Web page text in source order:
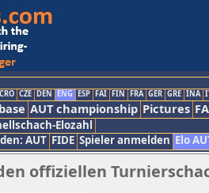
CRO CZE DEN ENG ESP FAI FIN FRA GER GRE INA
AUT championship Pictures
Elozahl
AUT FIDE Spieler anmelden Elo
offiziellen